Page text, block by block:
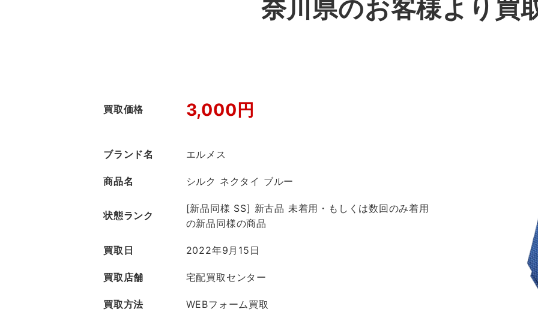
奈川県のお客様より買
買取価格 3,000円
ブランド名 エルメス
商品名 シルク ネクタイ ブルー
状態ランク
[新品同様 SS] 新古品 未着用・もしくは数回のみ着用
の新品同様の商品
買取日 2022年9月15日
買取店舗 宅配買取センター
買取方法 WEBフォーム買取